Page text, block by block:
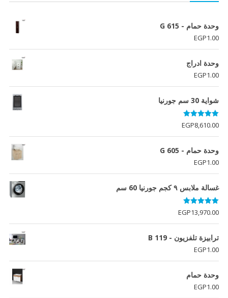
وحدة حمام - G 615
EGP1.00
وحدة ادراج
EGP1.00
شواية 30 سم جورنيا
تم التقييم
5.00 من 5EGP8,610.00
وحدة حمام - G 605
EGP1.00
غسالة ملابس ٩ كجم جورنيا 60 سم
تم التقييم
5.00 من 5 EGP13,970.00
ترابيزة تلفزيون - B 119
EGP1.00
وحدة حمام
EGP1.00